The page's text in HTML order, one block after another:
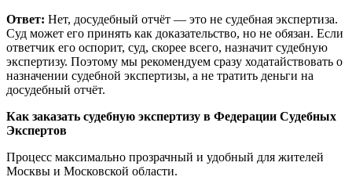
Ответ: Нет, досудебный отчёт — это не судебная экспертиза.
Суд может его принять как доказательство, но не обязан. Если
ответчик его оспорит, суд, скорее всего, назначит судебную
экспертизу. Поэтому мы рекомендуем сразу ходатайствовать о
назначении судебной экспертизы, а не тратить деньги на
досудебный отчёт.
Как заказать судебную экспертизу в Федерации Судебных
Экспертов
Процесс максимально прозрачный и удобный для жителей
Москвы и Московской области.